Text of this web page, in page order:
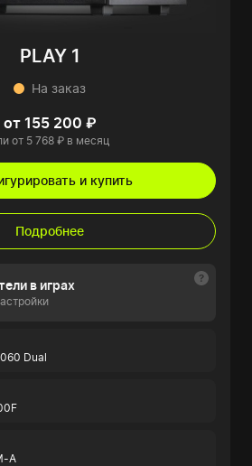
PLAY 1
На заказ
от 155 200 ₽
от 5 768 ₽ в месяц
и купить
Подробнее
в играх
Dual
A